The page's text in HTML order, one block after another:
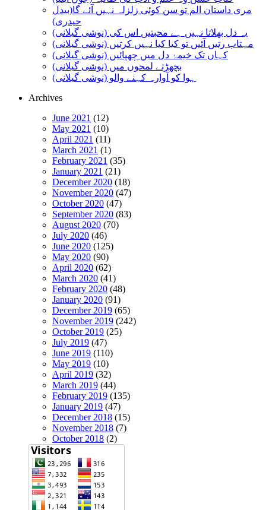
مری داستان الم تو سن کوئی زلزلہ نہیں آئے گا(بیدل
حیدری)
یہ دل بھلاتا نہیں ہے محبتیں اس کی (نوشی گیلانی)
مہتاب رتیں آئیں تو کیا کیا نہیں کرتیں (نوشی گیلانی)
کہاں تک خیمۂ دل میں چھپائیں (نوشی گیلانی)
بچھڑتے لمحوں میں (نوشی گیلانی)
ہوا کو آوارہ کہنے والو (نوشی گیلانی)
Archives
June 2021 (12)
May 2021 (10)
April 2021 (11)
March 2021 (1)
February 2021 (35)
January 2021 (21)
December 2020 (18)
November 2020 (47)
October 2020 (47)
September 2020 (83)
August 2020 (70)
July 2020 (46)
June 2020 (125)
May 2020 (90)
April 2020 (62)
March 2020 (41)
February 2020 (48)
January 2020 (91)
December 2019 (65)
November 2019 (242)
October 2019 (25)
July 2019 (47)
June 2019 (110)
May 2019 (10)
April 2019 (32)
March 2019 (44)
February 2019 (135)
January 2019 (47)
December 2018 (15)
November 2018 (7)
October 2018 (2)